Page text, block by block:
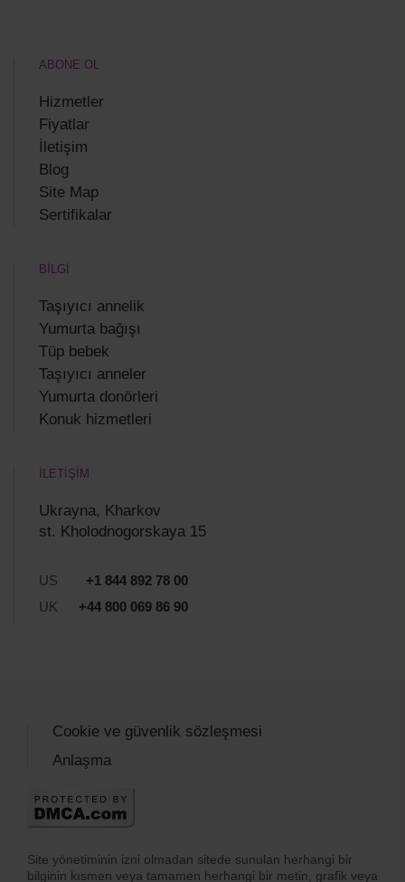
ABONE OL
Hizmetler
Fiyatlar
İletişim
Blog
Site Map
Sertifikalar
BİLGİ
Taşıyıcı annelik
Yumurta bağışı
Tüp bebek
Taşıyıcı anneler
Yumurta donörleri
Konuk hizmetleri
İLETİŞİM
Ukrayna, Kharkov
st. Kholodnogorskaya 15
US
+1 844 892 78 00
UK
+44 800 069 86 90
Site yönetiminin izni olmadan sitede sunulan herhangi bir
bilginin kısmen veya tamamen herhangi bir metin, grafik veya
Cookie ve güvenlik sözleşmesi
Anlaşma